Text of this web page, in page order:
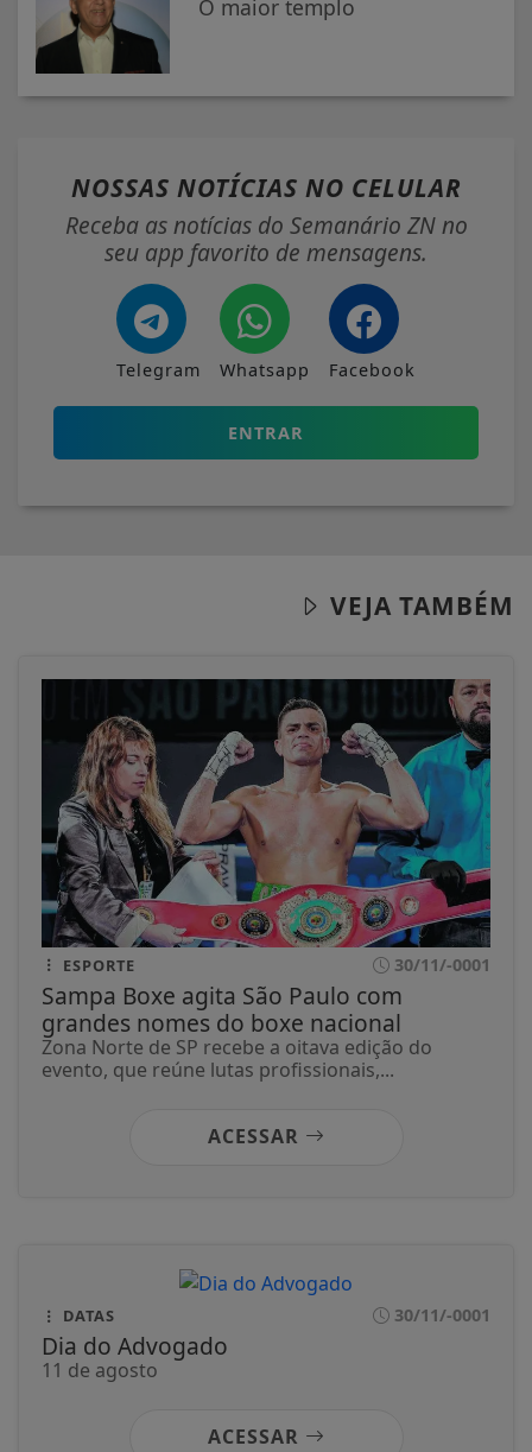
O maior templo
NOSSAS NOTÍCIAS NO CELULAR
Receba as notícias do Semanário ZN no
seu app favorito de mensagens.
Telegram Whatsapp Facebook
ENTRAR
VEJA TAMBÉM
ESPORTE 30/11/-0001
Sampa Boxe agita São Paulo com
grandes nomes do boxe nacional
Zona Norte de SP recebe a oitava edição do
evento, que reúne lutas profissionais,...
ACESSAR
DATAS 30/11/-0001
Dia do Advogado
11 de agosto
ACESSAR